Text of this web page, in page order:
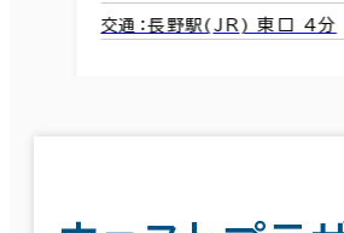
交通：長野駅(JR) 東口 4分